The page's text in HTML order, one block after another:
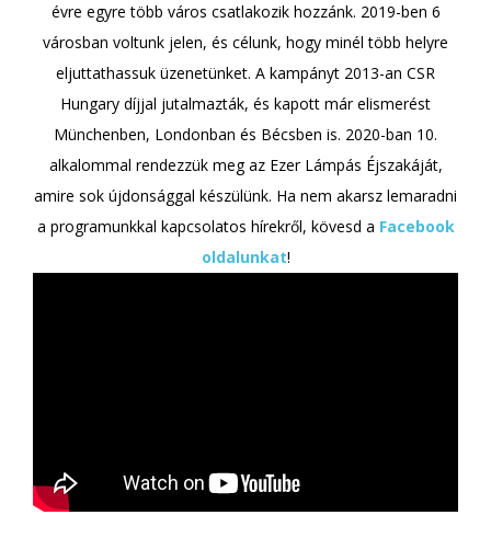
évre egyre több város csatlakozik hozzánk. 2019-ben 6
városban voltunk jelen, és célunk, hogy minél több helyre
eljuttathassuk üzenetünket. A kampányt 2013-an CSR
Hungary díjjal jutalmazták, és kapott már elismerést
Münchenben, Londonban és Bécsben is. 2020-ban 10.
alkalommal rendezzük meg az Ezer Lámpás Éjszakáját,
amire sok újdonsággal készülünk. Ha nem akarsz lemaradni
a programunkkal kapcsolatos hírekről, kövesd a Facebook
oldalunkat!